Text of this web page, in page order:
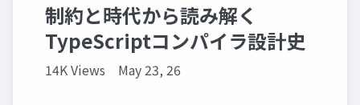
制約と時代から読み解く
TypeScriptコンパイラ設計史
14K Views May 23, 26